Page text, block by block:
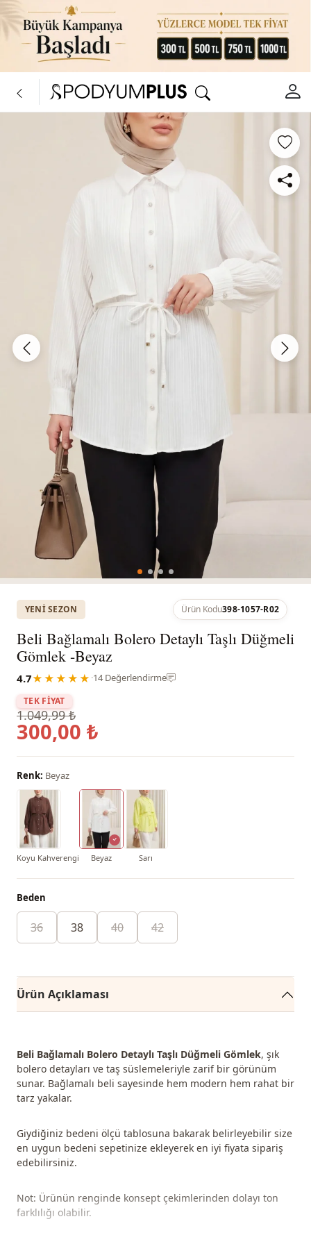
YENI SEZON Ürün Kodu398-1057-R02
Beli Bağlamalı Bolero Detaylı Taşlı Düğmeli
Gömlek -Beyaz
4.7★★★★★ ·14 Değerlendirme
TEK FİYAT
1.049,99 ₺
300,00 ₺
Renk: Beyaz
Koyu Kahverengi Beyaz Sarı
Beden
36 38 40 42
Ürün Açıklaması
Beli Bağlamalı Bolero Detaylı Taşlı Düğmeli Gömlek, şık
bolero detayları ve taş süslemeleriyle zarif bir görünüm
sunar. Bağlamalı beli sayesinde hem modern hem rahat bir
tarz yakalar.
Giydiğiniz bedeni ölçü tablosuna bakarak belirleyebilir size
en uygun bedeni sepetinize ekleyerek en iyi fiyata sipariş
edebilirsiniz.
Not: Ürünün renginde konsept çekimlerinden dolayı ton
farklılığı olabilir.